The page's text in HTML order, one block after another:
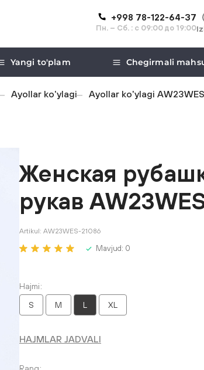
+998 78-122-64-37
Пн. – Сб. : с 09:00 до 19:00
Yangi to'plam Chegirmali
Ayollar ko'ylagi Ayollar ko'ylagi
Женская
рукав
Artikul: AW23WES-21086
Mavjud: 0
Hajmi
S
M L XL
HAJMLAR JADVALI